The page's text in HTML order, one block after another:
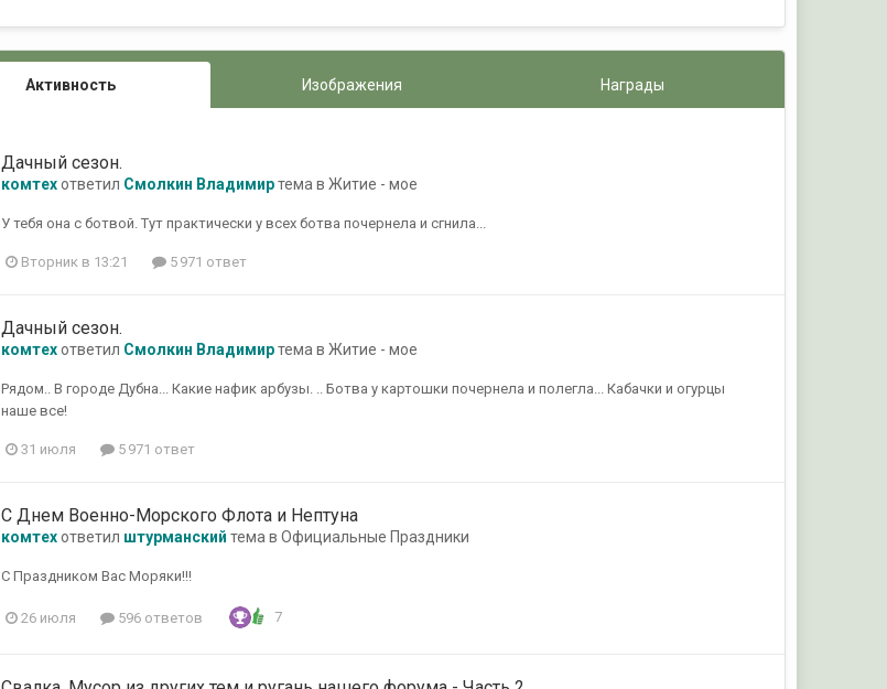
Активность Изображения Награды
Дачный сезон.
комтехответил Смолкин Владимиртема вЖитие - мое
У тебя она с ботвой. Тут практически у всех ботва почернела и сгнила...
Вторник в 13:21 5 971 ответ
Дачный сезон.
комтехответил Смолкин Владимиртема вЖитие - мое
Рядом.. В городе Дубна... Какие нафик арбузы. .. Ботва у картошки почернела и полегла... Кабачки и огурцы
наше все!
31 июля 5 971 ответ
С Днем Военно-Морского Флота и Нептуна
комтехответил штурманский тема вОфициальные Праздники
С Праздником Вас Моряки!!!
26 июля 596 ответов 7